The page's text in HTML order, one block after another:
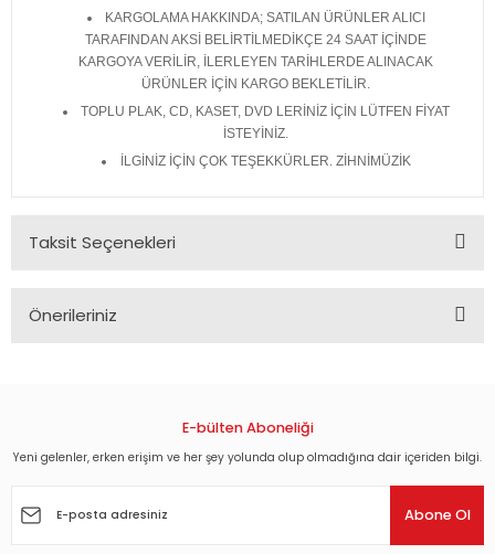
KARGOLAMA HAKKINDA; SATILAN ÜRÜNLER ALICI
TARAFINDAN AKSİ BELİRTİLMEDİKÇE 24 SAAT İÇİNDE
KARGOYA VERİLİR, İLERLEYEN TARİHLERDE ALINACAK
ÜRÜNLER İÇİN KARGO BEKLETİLİR.
TOPLU PLAK, CD, KASET, DVD LERİNİZ İÇİN LÜTFEN FİYAT
İSTEYİNİZ.
İLGİNİZ İÇİN ÇOK TEŞEKKÜRLER. ZİHNİMÜZİK
Taksit Seçenekleri
Önerileriniz
Görüş ve önerileriniz için teşekkür ederiz.
Ürün açıklamasında eksik bilgiler bulunuyor.
E-bülten Aboneliği
Yeni gelenler, erken erişim ve her şey yolunda olup olmadığına dair içeriden bilgi.
Abone Ol